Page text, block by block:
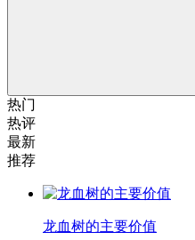
热门
热评
最新
推荐
龙血树的主要价值